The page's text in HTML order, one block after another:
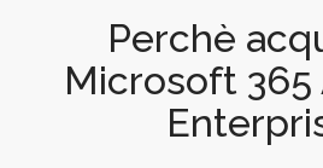
Perchè
Microsoft